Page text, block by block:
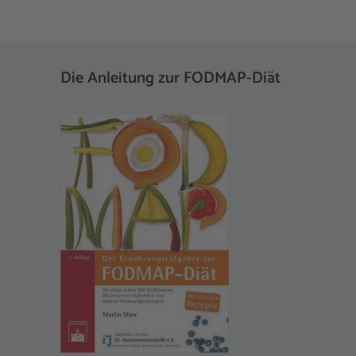
Die Anleitung zur FODMAP-Diät